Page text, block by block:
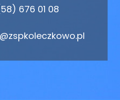
676 01 08